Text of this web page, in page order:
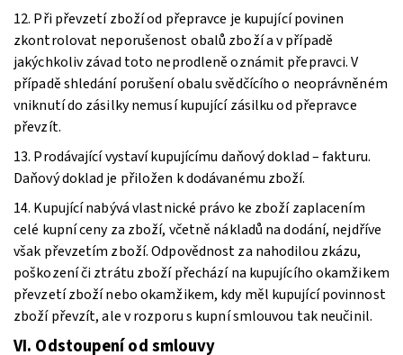
12. Při převzetí zboží od přepravce je kupující povinen
zkontrolovat neporušenost obalů zboží a v případě
jakýchkoliv závad toto neprodleně oznámit přepravci. V
případě shledání porušení obalu svědčícího o neoprávněném
vniknutí do zásilky nemusí kupující zásilku od přepravce
převzít.
13. Prodávající vystaví kupujícímu daňový doklad – fakturu.
Daňový doklad je přiložen k dodávanému zboží.
14. Kupující nabývá vlastnické právo ke zboží zaplacením
celé kupní ceny za zboží, včetně nákladů na dodání, nejdříve
však převzetím zboží. Odpovědnost za nahodilou zkázu,
poškození či ztrátu zboží přechází na kupujícího okamžikem
převzetí zboží nebo okamžikem, kdy měl kupující povinnost
zboží převzít, ale v rozporu s kupní smlouvou tak neučinil.
VI. Odstoupení od smlouvy